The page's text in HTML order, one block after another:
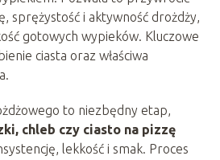
sprężystość i aktywność drożdży,
gotowych wypieków. Kluczowe
ciasta oraz właściwa
to niezbędny etap,
chleb czy ciasto na pizzę
lekkość i smak. Proces